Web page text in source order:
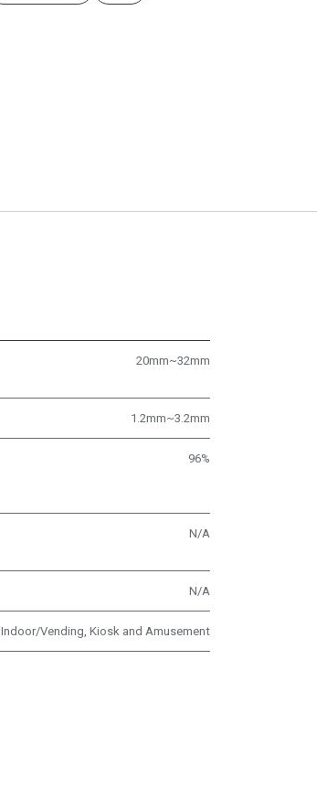
20mm~32mm
1.2mm~3.2mm
96%
N/A
N/A
Indoor/Vending, Kiosk and Amusement